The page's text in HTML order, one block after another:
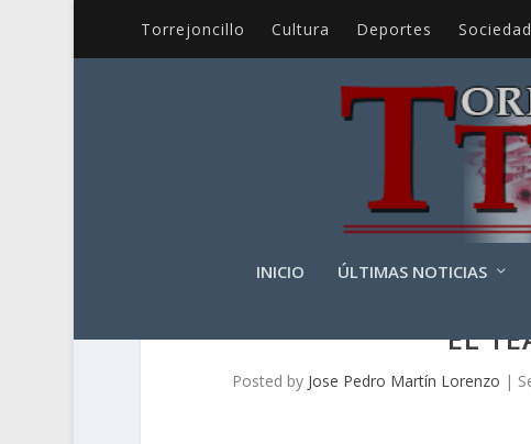
Torrejoncillo Cultura Deportes Sociedad
INICIO ÚLTIMAS NOTICIAS
EL
Posted by Jose Pedro Martín Lorenzo |